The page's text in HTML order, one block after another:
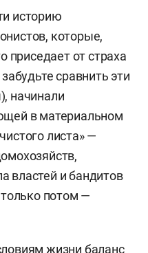
историю
которые,
приседает от страха
сравнить эти
начинали
в материальном
листа» —
властей и бандитов
потом —
жизни баланс